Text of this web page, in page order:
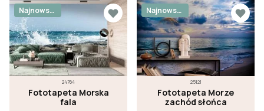
24764
Fototapeta Morska
fala
Najnowsz
e
25121
Fototapeta Morze
zachód słońca
Najnowsz
e